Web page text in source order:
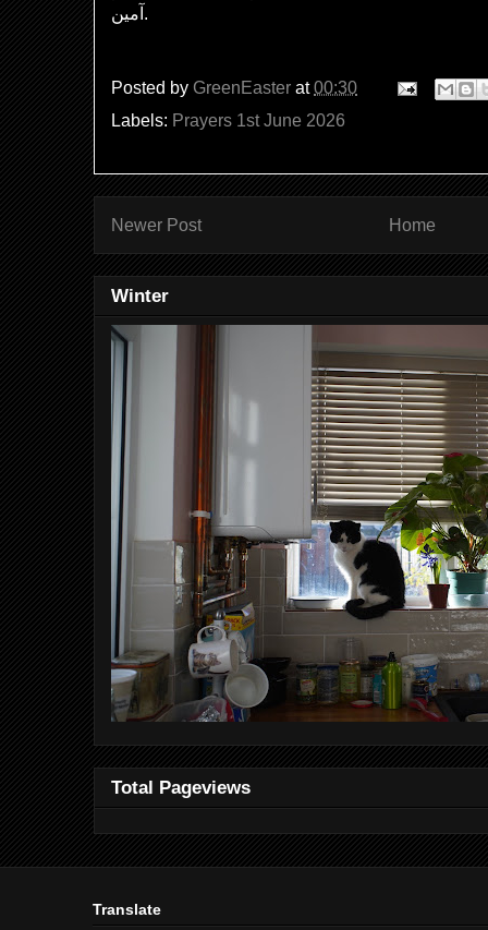
آمین.
Posted by GreenEaster at00:30
Labels: Prayers 1st June 2026
Newer Post Home
Winter
Total Pageviews
Translate